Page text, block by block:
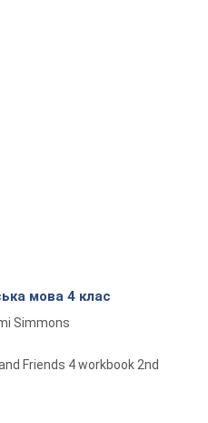
мова 4 клас
Simmons
Friends 4 workbook 2nd